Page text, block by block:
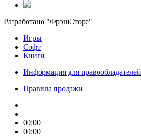
Разработано "ФрэшСторе"
Игры
Софт
Книги
Информация для правообладателей
Правила продажи
00:00
00:00